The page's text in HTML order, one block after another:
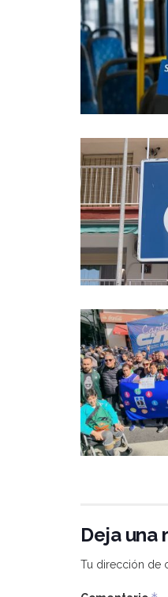
Deja una
Tu dirección de